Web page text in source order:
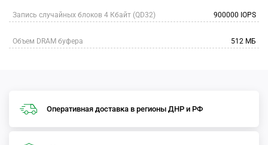
Запись случайных блоков 4 Кбайт (QD32) 900000 IOPS
Объем DRAM буфера 512 МБ
Оперативная доставка в регионы ДНР и РФ